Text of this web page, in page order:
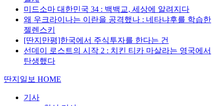
미드소마 대한민국 34 : 백백교, 세상에 알려지다
왜 우크라이나는 이란을 공격했나 : 네타냐후를 학습한
젤렌스키
[딴지만평]한국에서 주식투자를 한다는 건
선데이 로스트의 시작 2 : 치킨 티카 마살라는 영국에서
탄생했다
딴지일보 HOME
기사